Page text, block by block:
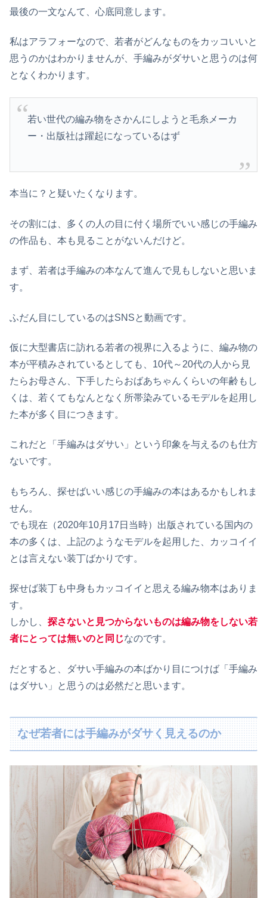
最後の一文なんて、心底同意します。
私はアラフォーなので、若者がどんなものをカッコいいと
思うのかはわかりませんが、手編みがダサいと思うのは何
となくわかります。
若い世代の編み物をさかんにしようと毛糸メーカ
ー・出版社は躍起になっているはず
本当に？と疑いたくなります。
その割には、多くの人の目に付く場所でいい感じの手編み
の作品も、本も見ることがないんだけど。
まず、若者は手編みの本なんて進んで見もしないと思いま
す。
ふだん目にしているのはSNSと動画です。
仮に大型書店に訪れる若者の視界に入るように、編み物の
本が平積みされているとしても、10代～20代の人から見
たらお母さん、下手したらおばあちゃんくらいの年齢もし
くは、若くてもなんとなく所帯染みているモデルを起用し
た本が多く目につきます。
これだと「手編みはダサい」という印象を与えるのも仕方
ないです。
もちろん、探せばいい感じの手編みの本はあるかもしれま
せん。
でも現在（2020年10月17日当時）出版されている国内の
本の多くは、上記のようなモデルを起用した、カッコイイ
とは言えない装丁ばかりです。
探せば装丁も中身もカッコイイと思える編み物本はありま
す。
しかし、 探さないと見つからないものは編み物をしない若
者にとっては無いのと同じなのです。
だとすると、ダサい手編みの本ばかり目につけば「手編み
はダサい」と思うのは必然だと思います。
なぜ若者には手編みがダサく見えるのか